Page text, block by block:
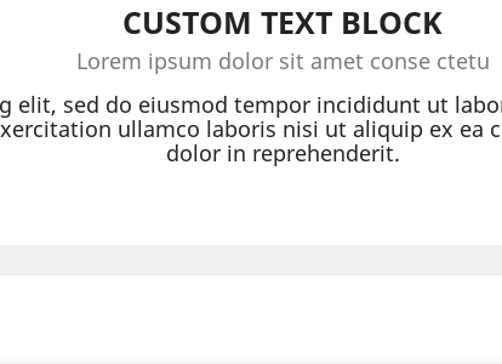
CUSTOM TEXT BLOCK
Lorem ipsum dolor sit amet conse ctetu
elit, sed do eiusmod tempor incididunt ut
ullamco laboris nisi ut aliquip ex ea
dolor in reprehenderit.